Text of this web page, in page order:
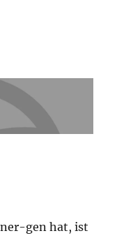
gen hat, ist